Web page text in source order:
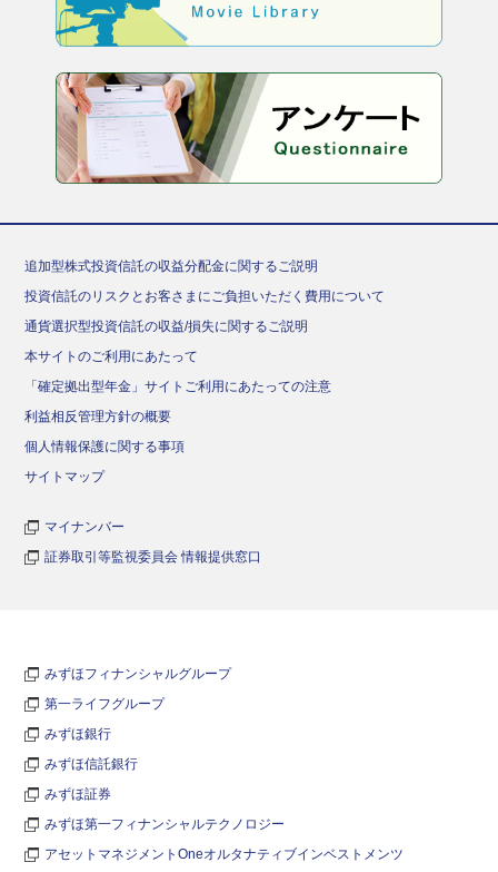
追加型株式投資信託の収益分配金に関するご説明
投資信託のリスクとお客さまにご負担いただく費用について
通貨選択型投資信託の収益/損失に関するご説明
本サイトのご利用にあたって
「確定拠出型年金」サイトご利用にあたっての注意
利益相反管理方針の概要
個人情報保護に関する事項
サイトマップ
マイナンバー
証券取引等監視委員会 情報提供窓口
みずほフィナンシャルグループ
第一ライフグループ
みずほ銀行
みずほ信託銀行
みずほ証券
みずほ第一フィナンシャルテクノロジー
アセットマネジメントOneオルタナティブインベストメンツ